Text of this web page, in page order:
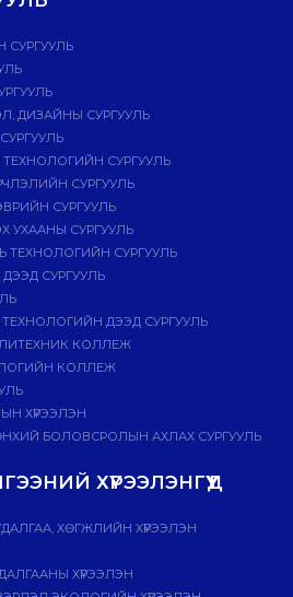
СУРГУУЛЬ
ДИЗАЙНЫ СУРГУУЛЬ
СУРГУУЛЬ
СУРГУУЛЬ
СУРГУУЛЬ
УХААНЫ СУРГУУЛЬ
ТЕХНОЛОГИЙН СУРГУУЛЬ
СУРГУУЛЬ
ДЭЭД СУРГУУЛЬ
КОЛЛЕЖ
КОЛЛЕЖ
ХҮРЭЭЛЭН
БОЛОВСРОЛЫН АХЛАХ СУРГУУЛЬ
ХҮРЭЭЛЭНГҮҮД
ХӨГЖЛИЙН ХҮРЭЭЛЭН
ХҮРЭЭЛЭН